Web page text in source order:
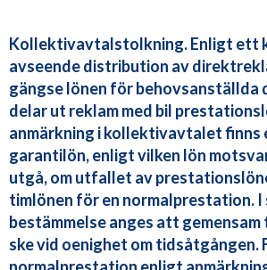
Kollektivavtalstolkning. Enligt ett
avseende distribution av
gängse lönen för behovsanställda
delar ut reklam med bil
anmärkning i kollektivavtalet finns
garantilön, enligt vilken lön
utgå, om utfallet av
timlönen för en normalprestation. I
bestämmelse anges att
ske vid oenighet om tidsåtgången.